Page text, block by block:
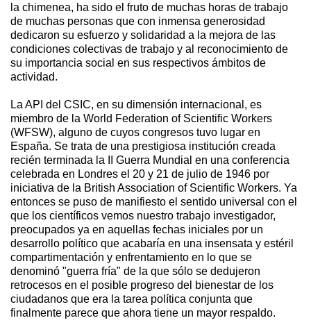
la chimenea, ha sido el fruto de muchas horas de trabajo
de muchas personas que con inmensa generosidad
dedicaron su esfuerzo y solidaridad a la mejora de las
condiciones colectivas de trabajo y al reconocimiento de
su importancia social en sus respectivos ámbitos de
actividad.
La API del CSIC, en su dimensión internacional, es
miembro de la World Federation of Scientific Workers
(WFSW), alguno de cuyos congresos tuvo lugar en
España. Se trata de una prestigiosa institución creada
recién terminada la II Guerra Mundial en una conferencia
celebrada en Londres el 20 y 21 de julio de 1946 por
iniciativa de la British Association of Scientific Workers. Ya
entonces se puso de manifiesto el sentido universal con el
que los científicos vemos nuestro trabajo investigador,
preocupados ya en aquellas fechas iniciales por un
desarrollo político que acabaría en una insensata y estéril
compartimentación y enfrentamiento en lo que se
denominó "guerra fría" de la que sólo se dedujeron
retrocesos en el posible progreso del bienestar de los
ciudadanos que era la tarea política conjunta que
finalmente parece que ahora tiene un mayor respaldo.